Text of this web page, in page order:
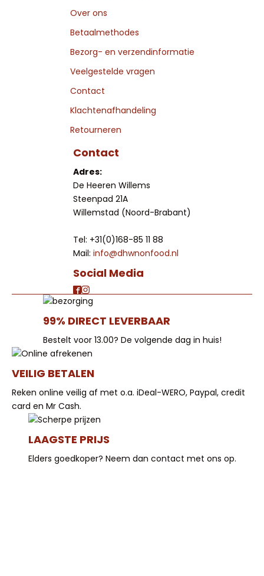
Over ons
Betaalmethodes
Bezorg- en verzendinformatie
Veelgestelde vragen
Contact
Klachtenafhandeling
Retourneren
Contact
Adres:
De Heeren Willems
Steenpad 21A
Willemstad (Noord-Brabant)
Tel: +31(0)168-85 11 88
Mail: info@dhwnonfood.nl
Social Media
99% DIRECT LEVERBAAR
Bestelt voor 13.00? De volgende dag in huis!
VEILIG BETALEN
Reken online veilig af met o.a. iDeal-WERO, Paypal, credit
card en Mr Cash.
LAAGSTE PRIJS
Elders goedkoper? Neem dan contact met ons op.